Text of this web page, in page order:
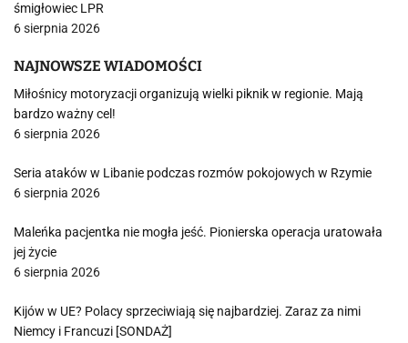
śmigłowiec LPR
6 sierpnia 2026
NAJNOWSZE WIADOMOŚCI
Miłośnicy motoryzacji organizują wielki piknik w regionie. Mają
bardzo ważny cel!
6 sierpnia 2026
Seria ataków w Libanie podczas rozmów pokojowych w Rzymie
6 sierpnia 2026
Maleńka pacjentka nie mogła jeść. Pionierska operacja uratowała
jej życie
6 sierpnia 2026
Kijów w UE? Polacy sprzeciwiają się najbardziej. Zaraz za nimi
Niemcy i Francuzi [SONDAŻ]